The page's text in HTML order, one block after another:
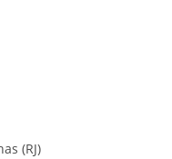
(RJ)